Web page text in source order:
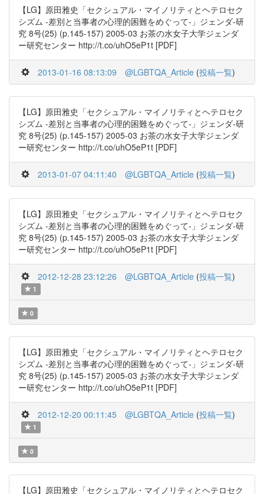
【LG】原田雅史「セクシュアル・マイノリティとヘテロセク
シズム -差別と当事者の心理的困難をめぐって-」ジェンダ-研
究 8号(25) (p.145-157) 2005-03 お茶の水女子大学ジェンダ
ー研究センター http://t.co/uhO5eP1t [PDF]
2013-01-16 08:13:09 @LGBTQA_Article (投稿一覧)
【LG】原田雅史「セクシュアル・マイノリティとヘテロセク
シズム -差別と当事者の心理的困難をめぐって-」ジェンダ-研
究 8号(25) (p.145-157) 2005-03 お茶の水女子大学ジェンダ
ー研究センター http://t.co/uhO5eP1t [PDF]
2013-01-07 04:11:40 @LGBTQA_Article (投稿一覧)
【LG】原田雅史「セクシュアル・マイノリティとヘテロセク
シズム -差別と当事者の心理的困難をめぐって-」ジェンダ-研
究 8号(25) (p.145-157) 2005-03 お茶の水女子大学ジェンダ
ー研究センター http://t.co/uhO5eP1t [PDF]
2012-12-28 23:12:26 @LGBTQA_Article (投稿一覧)
1
0
【LG】原田雅史「セクシュアル・マイノリティとヘテロセク
シズム -差別と当事者の心理的困難をめぐって-」ジェンダ-研
究 8号(25) (p.145-157) 2005-03 お茶の水女子大学ジェンダ
ー研究センター http://t.co/uhO5eP1t [PDF]
2012-12-20 00:11:45 @LGBTQA_Article (投稿一覧)
1
0
【LG】原田雅史「セクシュアル・マイノリティとヘテロセク